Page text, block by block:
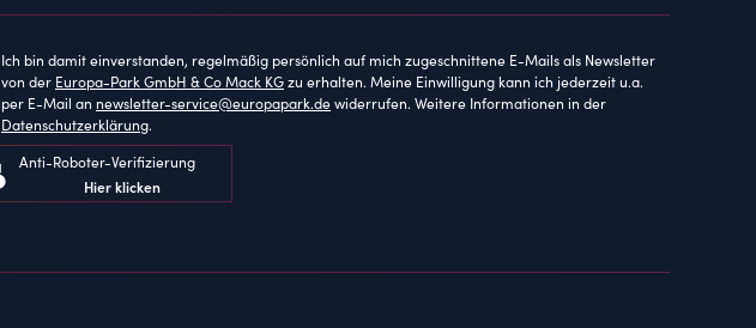
Ich bin damit einverstanden, regelmäßig persönlich auf mich zugeschnittene E-Mails als Newsletter
von der Europa-Park GmbH & Co Mack KGzu erhalten. Meine Einwilligung kann ich jederzeit u.a.
per E-Mail an newsletter-service@europapark.dewiderrufen. Weitere Informationen in der
Datenschutzerklärung.
Anti-Roboter-Verifizierung
Hier klicken